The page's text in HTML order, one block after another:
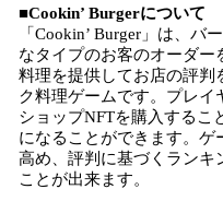
■Cookin’ Burgerについて
「Cookin’ Burger」は、バ
なタイプのお客のオーダー
料理を提供してお店の評判
ク料理ゲームです。プレイ
ショップNFTを購入するこ
になることができます。ゲ
高め、評判に基づくランキ
ことが出来ます。